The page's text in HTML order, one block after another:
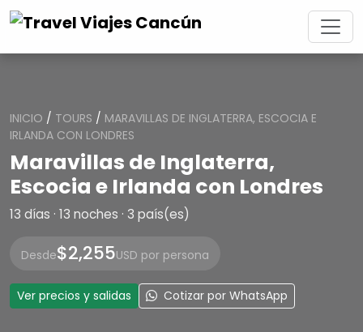
INICIO / TOURS / MARAVILLAS DE INGLATERRA, ESCOCIA E
IRLANDA CON LONDRES
Maravillas de Inglaterra,
Escocia e Irlanda con Londres
13 días · 13 noches · 3 país(es)
Desde$2,255USD por persona
Ver precios y salidas Cotizar por WhatsApp